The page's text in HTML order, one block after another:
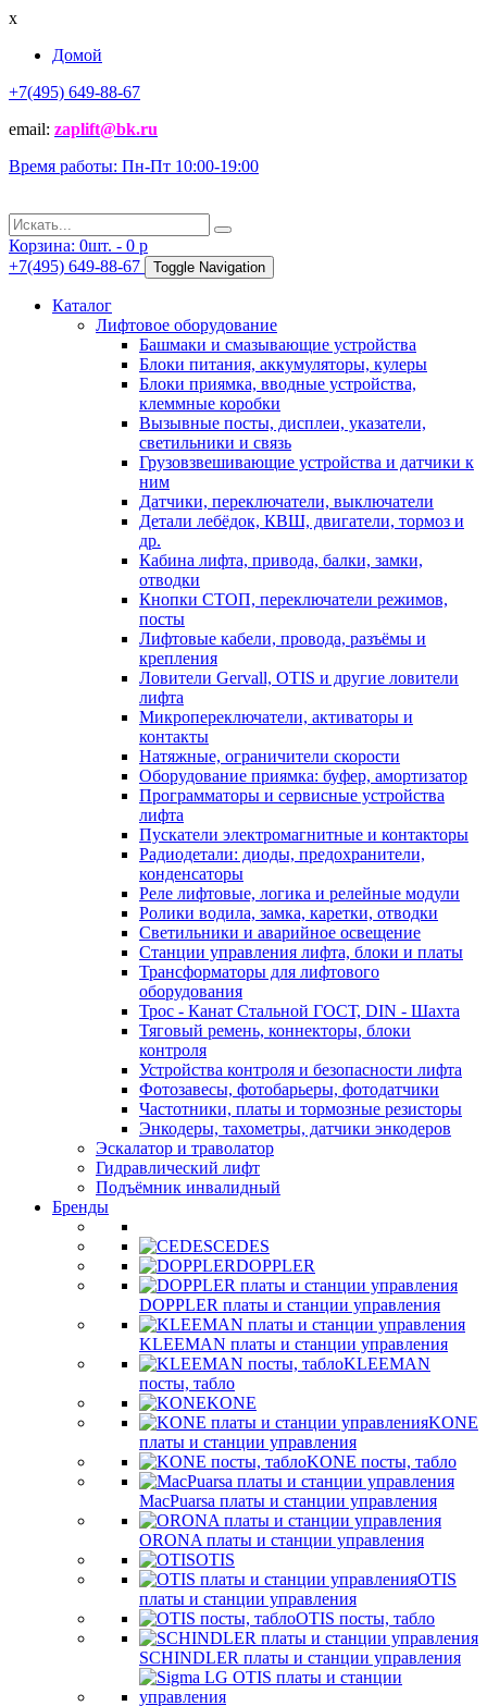
x
Домой
+7(495) 649-88-67
email: zaplift@bk.ru
Время работы: Пн-Пт 10:00-19:00
Корзина: 0шт. - 0 p
+7(495) 649-88-67
Toggle Navigation
Каталог
Лифтовое оборудование
Башмаки и смазывающие устройства
Блоки питания, аккумуляторы, кулеры
Блоки приямка, вводные устройства,
клеммные коробки
Вызывные посты, дисплеи, указатели,
светильники и связь
Грузовзвешивающие устройства и датчики к
ним
Датчики, переключатели, выключатели
Детали лебёдок, КВШ, двигатели, тормоз и
др.
Кабина лифта, привода, балки, замки,
отводки
Кнопки СТОП, переключатели режимов,
посты
Лифтовые кабели, провода, разъёмы и
крепления
Ловители Gervall, OTIS и другие ловители
лифта
Микропереключатели, активаторы и
контакты
Натяжные, ограничители скорости
Оборудование приямка: буфер, амортизатор
Программаторы и сервисные устройства
лифта
Пускатели электромагнитные и контакторы
Радиодетали: диоды, предохранители,
конденсаторы
Реле лифтовые, логика и релейные модули
Ролики водила, замка, каретки, отводки
Светильники и аварийное освещение
Станции управления лифта, блоки и платы
Трансформаторы для лифтового
оборудования
Трос - Канат Стальной ГОСТ, DIN - Шахта
Тяговый ремень, коннекторы, блоки
контроля
Устройства контроля и безопасности лифта
Фотозавесы, фотобарьеры, фотодатчики
Частотники, платы и тормозные резисторы
Энкодеры, тахометры, датчики энкодеров
Эскалатор и траволатор
Гидравлический лифт
Подъёмник инвалидный
Бренды
CEDES
DOPPLER
DOPPLER платы и станции управления
KLEEMAN платы и станции управления
KLEEMAN
посты, табло
KONE
KONE
платы и станции управления
KONE посты, табло
MacPuarsa платы и станции управления
ORONA платы и станции управления
OTIS
OTIS
платы и станции управления
OTIS посты, табло
SCHINDLER платы и станции управления